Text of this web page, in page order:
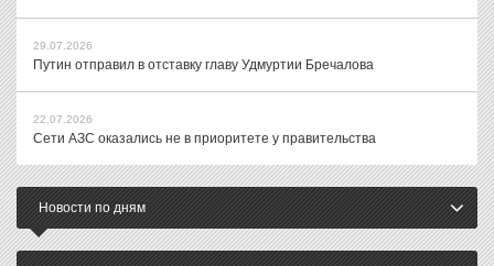
29.07.2026
Путин отправил в отставку главу Удмуртии Бречалова
22.07.2026
Сети АЗС оказались не в приоритете у правительства
Новости по дням